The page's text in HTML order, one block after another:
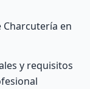
Charcutería en
y requisitos